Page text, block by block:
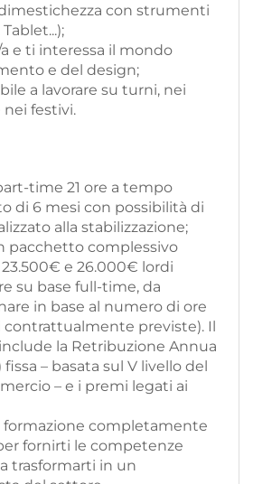
con strumenti
e ti interessa il mondo
e del design;
a lavorare su turni, nei
festivi.
time 21 ore a tempo
di 6 mesi con possibilità di
alla stabilizzazione;
pacchetto complessivo
e 26.000€ lordi
su base full-time, da
in base al numero di ore
previste). Il
la Retribuzione Annua
fissa – basata sul V livello del
– e i premi legati ai
formazione completamente
fornirti le competenze
trasformarti in un